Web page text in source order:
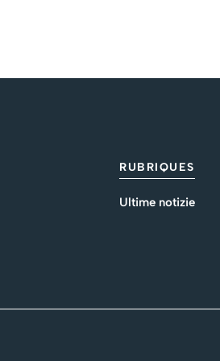
RUBRIQUES
Ultime notizie